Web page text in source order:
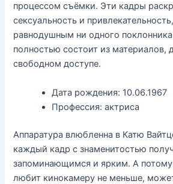
процессом съёмки. Эти кадры
сексуальность и
равнодушным ни одного
полностью состоит из материалов,
свободном доступе.
Дата рождения: 10.06.1967
Профессия: актриса
Аппаратура влюбленна в Катю
каждый кадр с знаменитостью
запоминающимся и ярким. А потому
любит кинокамеру не меньше,